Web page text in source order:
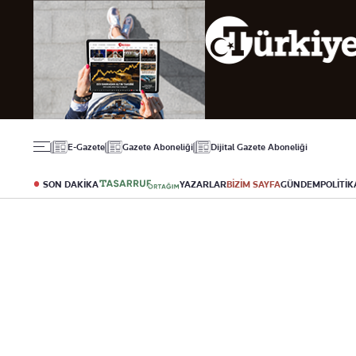
E-Gazete Gazete Aboneliği Dijital Gazete Aboneliği
SON DAKİKA YAZARLARBİZİM SAYFAGÜNDEM
Politika
Ekonomi
Borsa
Altın
Döviz
Hisse Senedi
Kripto Para
T-Otomobil
Futbol
Puan Durumu